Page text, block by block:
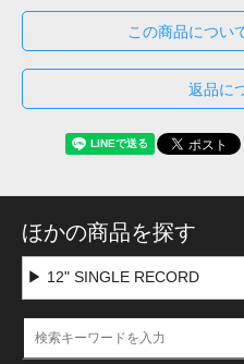
この商品につい
返品に
ほかの商品を探す